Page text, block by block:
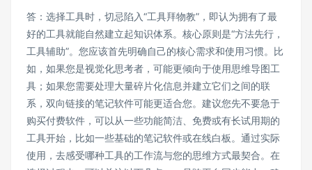
答：选择工具时，切忌陷入“工具拜物教”，即认为拥有了最
好的工具就能自然建立起知识体系。核心原则是“方法先行，
工具辅助”。您应该首先明确自己的核心需求和使用习惯。比
如，如果您是视觉化思考者，可能更倾向于使用思维导图工
具；如果您需要处理大量碎片化信息并建立它们之间的联
系，双向链接的笔记软件可能更适合您。建议您先不要急于
购买付费软件，可以从一些功能简洁、免费或有长试用期的
工具开始，比如一些基础的笔记软件或在线白板。通过实际
使用，去感受哪种工具的工作流与您的思维方式最契合。在